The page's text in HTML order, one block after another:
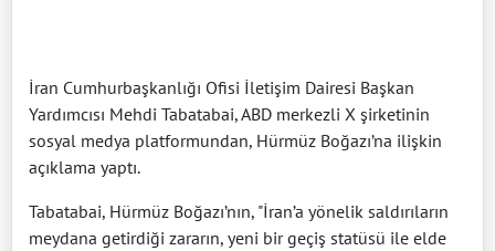
İran Cumhurbaşkanlığı Ofisi İletişim Dairesi Başkan
Yardımcısı Mehdi Tabatabai, ABD merkezli X şirketinin
sosyal medya platformundan, Hürmüz Boğazı’na ilişkin
açıklama yaptı.
Tabatabai, Hürmüz Boğazı’nın, "İran’a yönelik saldırıların
meydana getirdiği zararın, yeni bir geçiş statüsü ile elde